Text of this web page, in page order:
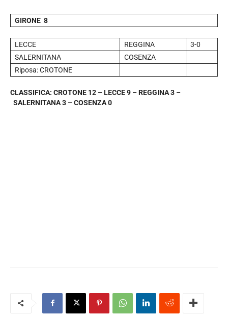
GIRONE 8
LECCE REGGINA
3-0
SALERNITANA
COSENZA
Riposa: CROTONE
CLASSIFICA: CROTONE 12 – LECCE 9 – REGGINA 3 –
SALERNITANA 3 – COSENZA 0